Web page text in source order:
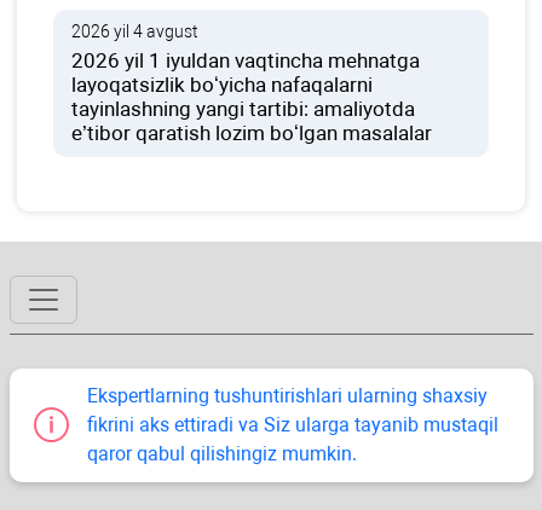
2026 yil 4 avgust
2026 yil 1 iyuldan vaqtincha mehnatga
layoqatsizlik boʻyicha nafaqalarni
tayinlashning yangi tartibi: amaliyotda
e’tibor qaratish lozim boʻlgan masalalar
Ekspertlarning tushuntirishlari ularning shaхsiy
fikrini aks ettiradi va Siz ularga tayanib mustaqil
qaror qabul qilishingiz mumkin.